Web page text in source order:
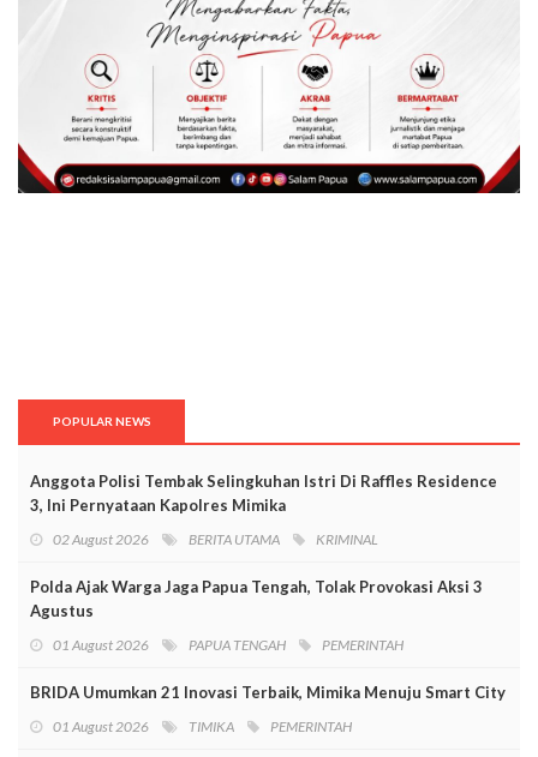
POPULAR NEWS
Anggota Polisi Tembak Selingkuhan Istri Di Raffles Residence
3, Ini Pernyataan Kapolres Mimika
02 August 2026 BERITA UTAMA KRIMINAL
Polda Ajak Warga Jaga Papua Tengah, Tolak Provokasi Aksi 3
Agustus
01 August 2026 PAPUA TENGAH PEMERINTAH
BRIDA Umumkan 21 Inovasi Terbaik, Mimika Menuju Smart City
01 August 2026 TIMIKA PEMERINTAH